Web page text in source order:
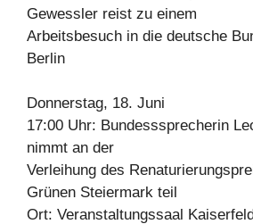
Gewessler reist zu einem
Arbeitsbesuch in die deutsche
Berlin
Donnerstag, 18. Juni
17:00 Uhr: Bundesssprecherin
nimmt an der
Verleihung des
Grünen Steiermark teil
Ort: Veranstaltungssaal